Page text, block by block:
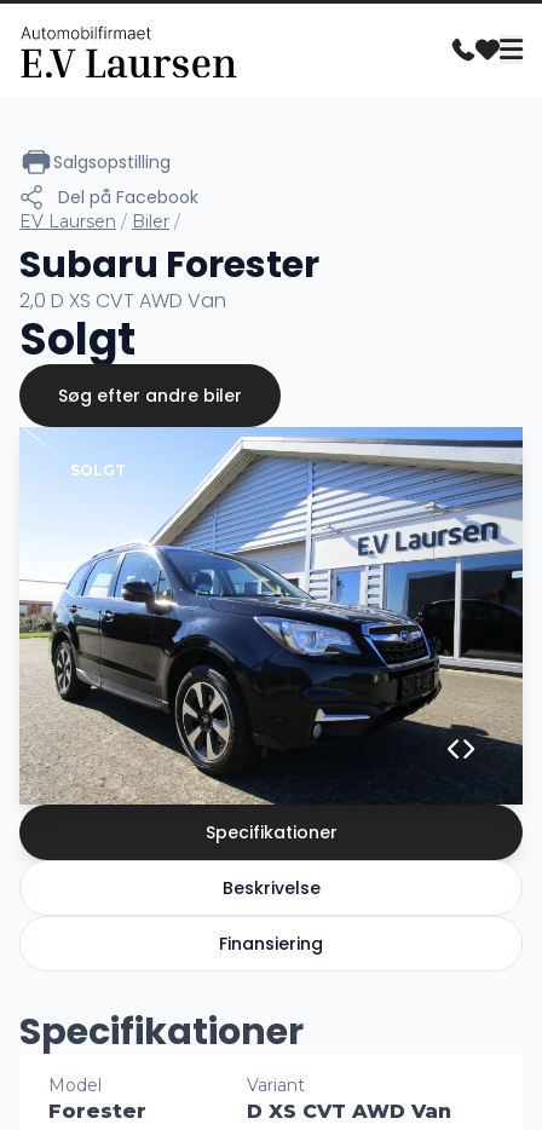
SOLGT
Specifikationer
Beskrivelse
Finansiering
Specifikationer
Model
Forester
Variant
D XS CVT AWD Van
Salgsopstilling
Del på Facebook
EV Laursen / Biler /
Subaru Forester
2,0 D XS CVT AWD Van
Solgt
Søg efter andre biler